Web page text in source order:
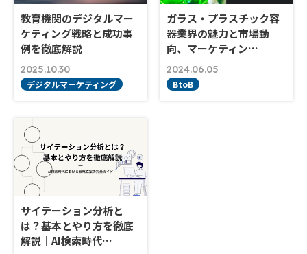
教育機関のデジタルマー
ケティング戦略と成功事
例を徹底解説
2025.10.30
デジタルマーケティング
ガラス・プラスチック容
器業界の魅力と市場動
向、マーケティン…
2024.06.05
BtoB
サイテーション分析と
は？基本とやり方を徹底
解説｜AI検索時代…